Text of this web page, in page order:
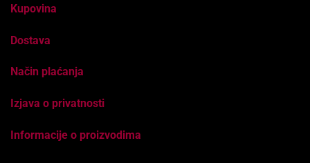
Kupovina
Dostava
Način plaćanja
Izjava o privatnosti
Informacije o proizvodima